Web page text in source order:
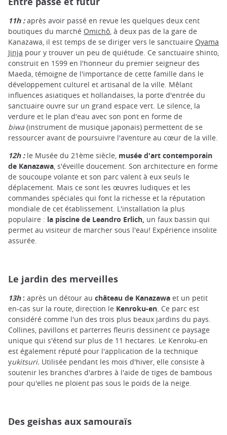
11h : après avoir passé en revue les quelques deux cent
boutiques du marché Omichô , à deux pas de la gare de
Kanazawa, il est temps de se diriger vers le sanctuaire Oyama
Jinja pour y trouver un peu de quiétude. Ce sanctuaire shinto,
construit en 1599 en l'honneur du premier seigneur des
Maeda, témoigne de l'importance de cette famille dans le
développement culturel et artisanal de la ville. Mêlant
influences asiatiques et hollandaises, la porte d'entrée du
sanctuaire ouvre sur un grand espace vert. Le silence, la
verdure et le plan d'eau avec son pont en forme de
biwa (instrument de musique japonais) permettent de se
ressourcer avant de poursuivre l'aventure au cœur de la ville.
12h :le Musée du 21ème siècle, musée d'art contemporain
de Kanazawa, s'éveille doucement. Son architecture en forme
de soucoupe volante et son parc valent à eux seuls le
déplacement. Mais ce sont les œuvres ludiques et les
commandes spéciales qui font la richesse et la réputation
mondiale de cet établissement. L'installation la plus
populaire : la piscine de Leandro Erlich, un faux bassin qui
permet au visiteur de marcher sous l'eau! Expérience insolite
assurée.
Le jardin des merveilles
13h : après un détour au château de Kanazawa et un petit
en-cas sur la route, direction le Kenroku-en. Ce parc est
considéré comme l'un des trois plus beaux jardins du pays.
Collines, pavillons et parterres fleuris dessinent ce paysage
unique qui s'étend sur plus de 11 hectares. Le Kenroku-en
est également réputé pour l'application de la technique
yukitsuri. Utilisée pendant les mois d'hiver, elle consiste à
soutenir les branches d'arbres à l'aide de tiges de bambous
pour qu'elles ne ploient pas sous le poids de la neige.
Des geishas aux samouraïs